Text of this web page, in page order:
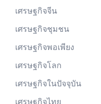
เศรษฐกิจจีน
เศรษฐกิจชุมชน
เศรษฐกิจพอเพียง
เศรษฐกิจโลก
เศรษฐกิจในปัจจุบัน
เศรษฐกิจไทย